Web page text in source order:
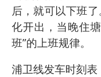
后，就可以下班
化开出，当晚住
班”的上班规律。
浦卫线发车时刻表